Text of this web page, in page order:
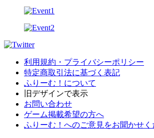
利用規約・プライバシーポリシー
特定商取引法に基づく表記
ふりーむ！について
旧デザインで表示
お問い合わせ
ゲーム掲載希望の方へ
ふりーむ！へのご意見をお聞かせく